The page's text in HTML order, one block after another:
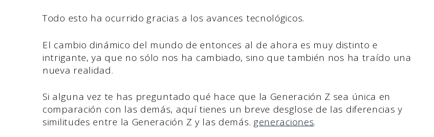
Todo esto ha ocurrido gracias a los avances tecnológicos.
El cambio dinámico del mundo de entonces al de ahora es muy distinto e
intrigante, ya que no sólo nos ha cambiado, sino que también nos ha traído una
nueva realidad.
Si alguna vez te has preguntado qué hace que la Generación Z sea única en
comparación con las demás, aquí tienes un breve desglose de las diferencias y
similitudes entre la Generación Z y las demás. generaciones.